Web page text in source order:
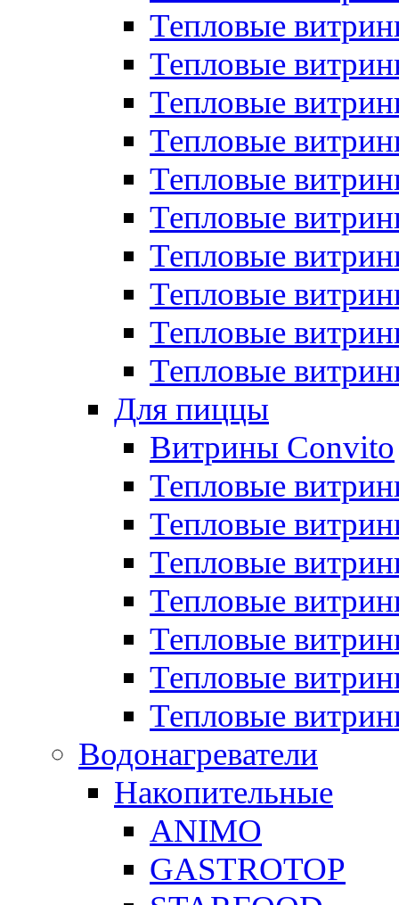
Тепловые
Тепловые
Тепловые
Тепловые
Тепловые
Тепловые
Тепловые
Тепловые
Тепловые
Тепловые
Для пиццы
Витрины Convito
Тепловые
Тепловые
Тепловые
Тепловые
Тепловые
Тепловые
Тепловые
Водонагреватели
Накопительные
ANIMO
GASTROTOP